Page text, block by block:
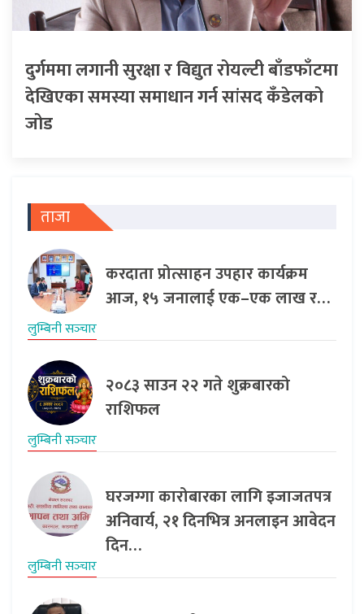
दुर्गममा लगानी सुरक्षा र विद्युत रोयल्टी बाँडफाँटमा
देखिएका समस्या समाधान गर्न सांसद कँडेलको
जोड
ताजा
करदाता प्रोत्साहन उपहार कार्यक्रम
आज, १५ जनालाई एक–एक लाख र…
लुम्बिनी सञ्‍चार
२०८३ साउन २२ गते शुक्रबारको
राशिफल
लुम्बिनी सञ्‍चार
घरजग्गा कारोबारका लागि इजाजतपत्र
अनिवार्य, २१ दिनभित्र अनलाइन आवेदन
दिन…
लुम्बिनी सञ्‍चार